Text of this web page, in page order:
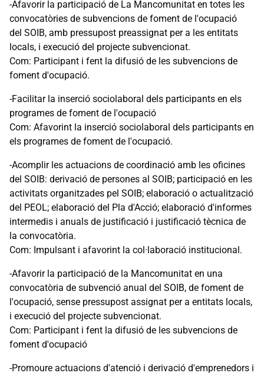
-Afavorir la participació de La Mancomunitat en totes les
convocatòries de subvencions de foment de l'ocupació
del SOIB, amb pressupost preassignat per a les entitats
locals, i execució del projecte subvencionat.
Com: Participant i fent la difusió de les subvencions de
foment d'ocupació.
-Facilitar la inserció sociolaboral dels participants en els
programes de foment de l'ocupació
Com: Afavorint la inserció sociolaboral dels participants en
els programes de foment de l'ocupació.
-Acomplir les actuacions de coordinació amb les oficines
del SOIB: derivació de persones al SOIB; participació en les
activitats organitzades pel SOIB; elaboració o actualització
del PEOL; elaboració del Pla d'Acció; elaboració d'informes
intermedis i anuals de justificació i justificació tècnica de
la convocatòria.
Com: Impulsant i afavorint la col·laboració institucional.
-Afavorir la participació de la Mancomunitat en una
convocatòria de subvenció anual del SOIB, de foment de
l'ocupació, sense pressupost assignat per a entitats locals,
i execució del projecte subvencionat.
Com: Participant i fent la difusió de les subvencions de
foment d'ocupació
-Promoure actuacions d'atenció i derivació d'emprenedors i